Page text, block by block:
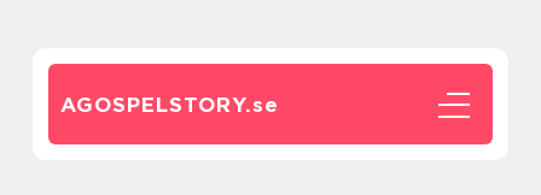
AGOSPELSTORY.se